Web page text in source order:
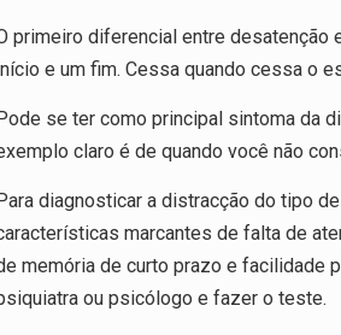
primeiro diferencial entre desatenção
e um fim. Cessa quando cessa o
se ter como principal sintoma da
claro é de quando você não
Para diagnosticar a distracção do tipo
marcantes de falta de
memória de curto prazo e facilidade
ou psicólogo e fazer o teste.